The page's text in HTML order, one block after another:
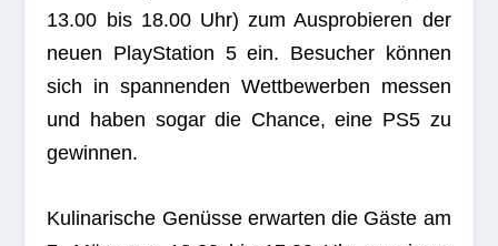
13.00 bis 18.00 Uhr) zum Aus­pro­bie­ren der
neuen Play­Sta­tion 5 ein. Besu­cher kön­nen
sich in span­nen­den Wett­be­wer­ben mes­sen
und haben sogar die Chance, eine PS5 zu
gewinnen.
Kuli­na­ri­sche Genüsse erwar­ten die Gäste am